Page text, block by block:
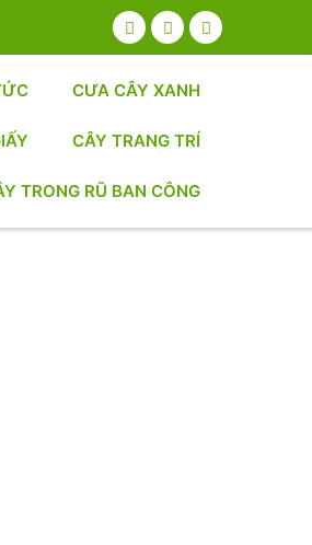
CƯA CÂY XANH
CÂY TRANG TRÍ
TRONG RŨ BAN CÔNG